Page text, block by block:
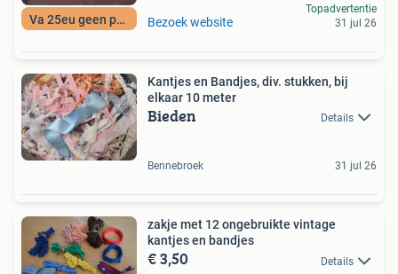
Va 25eu geen porto Bezoek website
Topadvertentie
31 jul 26
Kantjes en Bandjes, div. stukken, bij
elkaar 10 meter
Bieden Details
Bennebroek 31 jul 26
zakje met 12 ongebruikte vintage
kantjes en bandjes
€ 3,50 Details